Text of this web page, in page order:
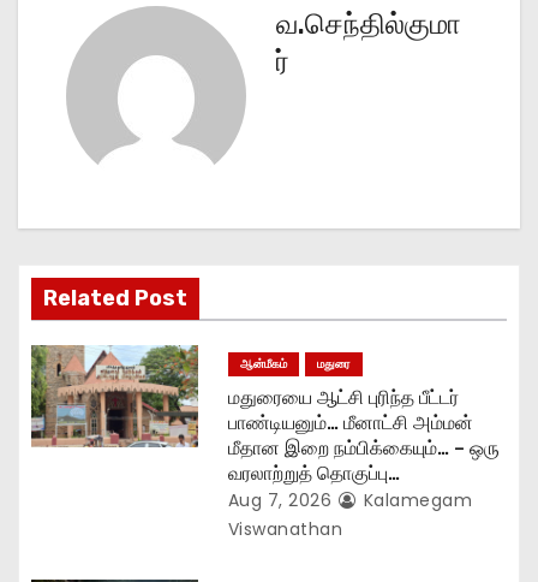
g
a
t
i
o
வ.செந்தில்குமா
ர்
Related Post
ஆன்மீகம் மதுரை
மதுரையை ஆட்சி புரிந்த பீட்டர்
பாண்டியனும்… மீனாட்சி அம்மன்
மீதான இறை நம்பிக்கையும்… – ஒரு
வரலாற்றுத் தொகுப்பு…
Aug 7, 2026
Kalamegam
Viswanathan